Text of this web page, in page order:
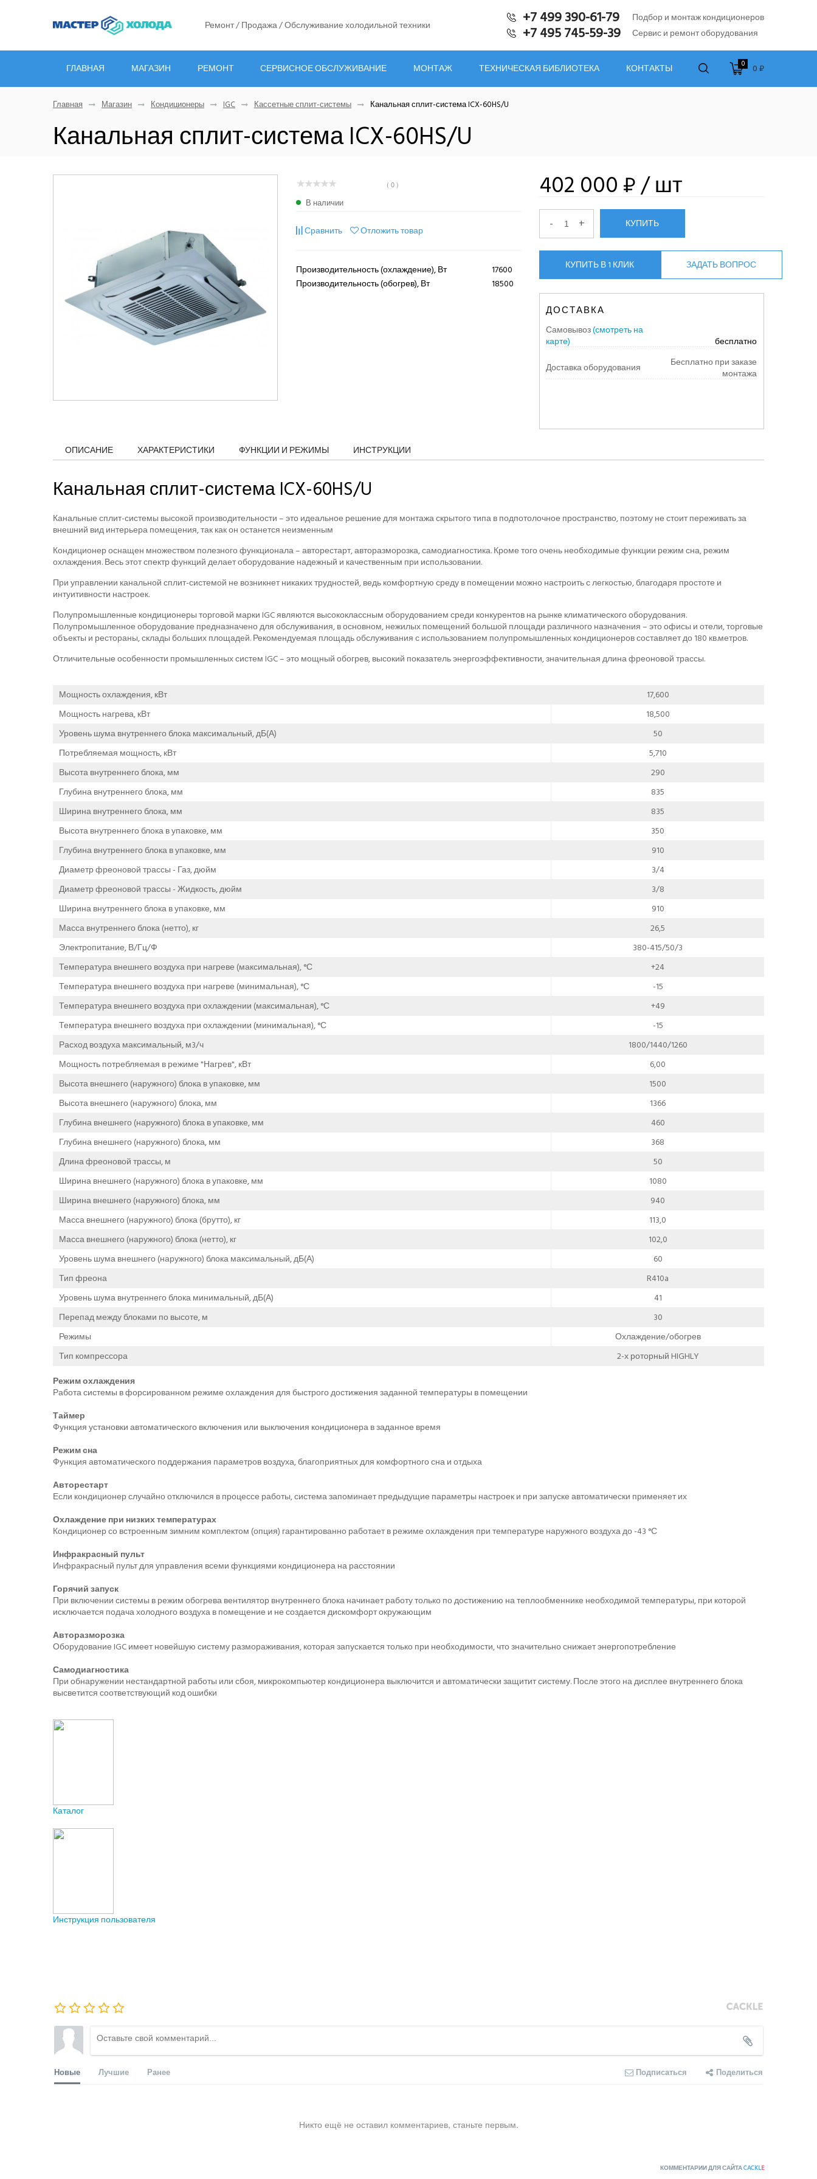
Ремонт / Продажа / Обслуживание холодильной техники +7 499 390-61-79 Подбор и монтаж кондиционеров
+7 495 745-59-39 Сервис и ремонт оборудования
ГЛАВНАЯ МАГАЗИН РЕМОНТ СЕРВИСНОЕ ОБСЛУЖИВАНИЕ МОНТАЖ ТЕХНИЧЕСКАЯ БИБЛИОТЕКА КОНТАКТЫ 0 0 ₽
Главная Магазин Кондиционеры IGC Кассетные сплит-системы Канальная сплит-система ICX-60HS/U
Канальная сплит-система ICX-60HS/U
( 0 )
В наличии
Сравнить Отложить товар
Производительность (охлаждение), Вт
17600
Производительность (обогрев), Вт
18500
402 000 ₽/ шт
- + КУПИТЬ
КУПИТЬ В 1 КЛИК ЗАДАТЬ ВОПРОС
ДОСТАВКА
Самовывоз(смотреть на
карте)
бесплатно
Доставка оборудования
Бесплатно при заказе
монтажа
ОПИСАНИЕ ХАРАКТЕРИСТИКИ ФУНКЦИИ И РЕЖИМЫ ИНСТРУКЦИИ
Канальная сплит-система ICX-60HS/U
Канальные сплит-системы высокой производительности – это идеальное решение для монтажа скрытого типа в подпотолочное пространство, поэтому не стоит переживать за
внешний вид интерьера помещения, так как он останется неизменным
Кондиционер оснащен множеством полезного функционала – авторестарт, авторазморозка, самодиагностика. Кроме того очень необходимые функции режим сна, режим
охлаждения. Весь этот спектр функций делает оборудование надежный и качественным при использовании.
При управлении канальной сплит-системой не возникнет никаких трудностей, ведь комфортную среду в помещении можно настроить с легкостью, благодаря простоте и
интуитивности настроек.
Полупромышленные кондиционеры торговой марки IGC являются высококлассным оборудованием среди конкурентов на рынке климатического оборудования.
Полупромышленное оборудование предназначено для обслуживания, в основном, нежилых помещений большой площади различного назначения – это офисы и отели, торговые
объекты и рестораны, склады больших площадей. Рекомендуемая площадь обслуживания с использованием полупромышленных кондиционеров составляет до 180 кв.метров.
Отличительные особенности промышленных систем IGC – это мощный обогрев, высокий показатель энергоэффективности, значительная длина фреоновой трассы.
Мощность охлаждения, кВт
17,600
Мощность нагрева, кВт
18,500
Уровень шума внутреннего блока максимальный, дБ(А)
50
Потребляемая мощность, кВт
5,710
Высота внутреннего блока, мм
290
Глубина внутреннего блока, мм
835
Ширина внутреннего блока, мм
835
Высота внутреннего блока в упаковке, мм
350
Глубина внутреннего блока в упаковке, мм
910
Диаметр фреоновой трассы - Газ, дюйм
3/4
Диаметр фреоновой трассы - Жидкость, дюйм
3/8
Ширина внутреннего блока в упаковке, мм
910
Масса внутреннего блока (нетто), кг
26,5
Электропитание, В/Гц/Ф
380-415/50/3
Температура внешнего воздуха при нагреве (максимальная), °С
+24
Температура внешнего воздуха при нагреве (минимальная), °С
-15
Температура внешнего воздуха при охлаждении (максимальная), °С
+49
Температура внешнего воздуха при охлаждении (минимальная), °С
-15
Расход воздуха максимальный, м3/ч
1800/1440/1260
Мощность потребляемая в режиме "Нагрев", кВт
6,00
Высота внешнего (наружного) блока в упаковке, мм
1500
Высота внешнего (наружного) блока, мм
1366
Глубина внешнего (наружного) блока в упаковке, мм
460
Глубина внешнего (наружного) блока, мм
368
Длина фреоновой трассы, м
50
Ширина внешнего (наружного) блока в упаковке, мм
1080
Ширина внешнего (наружного) блока, мм
940
Масса внешнего (наружного) блока (брутто), кг
113,0
Масса внешнего (наружного) блока (нетто), кг
102,0
Уровень шума внешнего (наружного) блока максимальный, дБ(А)
60
Тип фреона
R410a
Уровень шума внутреннего блока минимальный, дБ(А)
41
Перепад между блоками по высоте, м
30
Режимы
Охлаждение/обогрев
Тип компрессора
2-х роторный HIGHLY
Режим охлаждения
Работа системы в форсированном режиме охлаждения для быстрого достижения заданной температуры в помещении
Таймер
Функция установки автоматического включения или выключения кондиционера в заданное время
Режим сна
Функция автоматического поддержания параметров воздуха, благоприятных для комфортного сна и отдыха
Авторестарт
Если кондиционер случайно отключился в процессе работы, система запоминает предыдущие параметры настроек и при запуске автоматически применяет их
Охлаждение при низких температурах
Кондиционер со встроенным зимним комплектом (опция) гарантированно работает в режиме охлаждения при температуре наружного воздуха до -43 °С
Инфракрасный пульт
Инфракрасный пульт для управления всеми функциями кондиционера на расстоянии
Горячий запуск
При включении системы в режим обогрева вентилятор внутреннего блока начинает работу только по достижению на теплообменнике необходимой температуры, при которой
исключается подача холодного воздуха в помещение и не создается дискомфорт окружающим
Авторазморозка
Оборудование IGC имеет новейшую систему размораживания, которая запускается только при необходимости, что значительно снижает энергопотребление
Самодиагностика
При обнаружении нестандартной работы или сбоя, микрокомпьютер кондиционера выключится и автоматически защитит систему. После этого на дисплее внутреннего блока
высветится соответствующий код ошибки
Каталог
Инструкция пользователя
Новые Лучшие Ранее Подписаться Поделиться
Никто ещё не оставил комментариев, станьте первым.
КОММЕНТАРИИ ДЛЯ САЙТАCACKLE